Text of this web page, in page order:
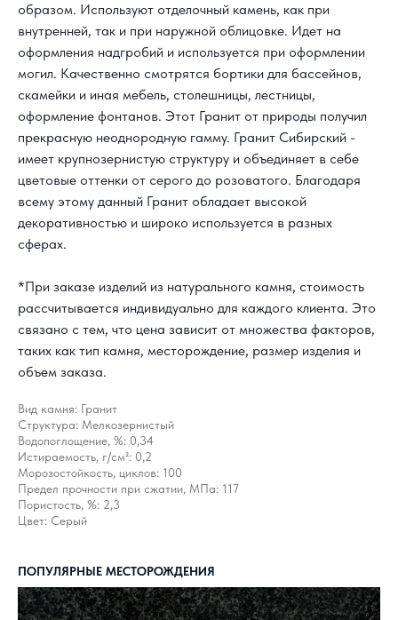
образом. Используют отделочный камень, как при
внутренней, так и при наружной облицовке. Идет на
оформления надгробий и используется при оформлении
могил. Качественно смотрятся бортики для бассейнов,
скамейки и иная мебель, столешницы, лестницы,
оформление фонтанов. Этот Гранит от природы получил
прекрасную неоднородную гамму. Гранит Сибирский -
имеет крупнозернистую структуру и объединяет в себе
цветовые оттенки от серого до розоватого. Благодаря
всему этому данный Гранит обладает высокой
декоративностью и широко используется в разных
сферах.
*При заказе изделий из натурального камня, стоимость
рассчитывается индивидуально для каждого клиента. Это
связано с тем, что цена зависит от множества факторов,
таких как тип камня, месторождение, размер изделия и
объем заказа.
Вид камня: Гранит
Структура: Мелкозернистый
Водопоглощение, %: 0,34
Истираемость, г/см²: 0,2
Морозостойкость, циклов: 100
Предел прочности при сжатии, МПа: 117
Пористость, %: 2,3
Цвет: Серый
ПОПУЛЯРНЫЕ МЕСТОРОЖДЕНИЯ
СВЯЗАТЬСЯ?